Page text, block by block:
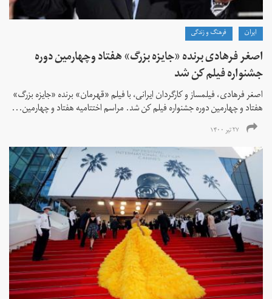
ايران فرهنگ و زندگی
اصغر فرهادی برنده «جایزه بزرگ»‌ هفتاد‌ وچهارمین دوره
جشنواره فیلم کن شد
اصغر فرهادی، فیلمساز و کارگردان ایرانی، با فیلم «قهرمان» برنده «جایزه بزرگ»
هفتاد و چهارمین دوره جشنواره فیلم کن شد. مراسم اختتامیه هفتاد و چهارمین...
۲۷ تیر ۱۴۰۰